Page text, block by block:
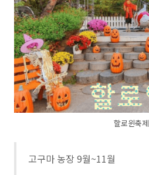
할로윈축제
고구마 농장 9월~11월